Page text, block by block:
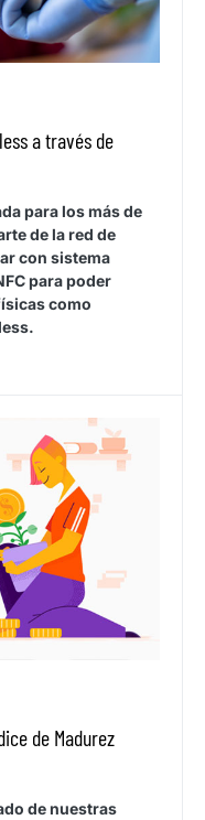
a través de
para los más de
de la red de
con sistema
para poder
como
de Madurez
de nuestras